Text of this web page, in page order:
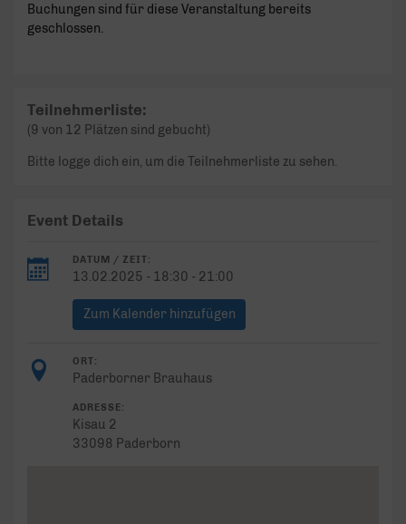
Buchungen sind für diese Veranstaltung bereits
geschlossen.
Teilnehmerliste:
(9 von 12 Plätzen sind gebucht)
Bitte logge dich ein, um die Teilnehmerliste zu sehen.
Event Details
DATUM / ZEIT:
13.02.2025 - 18:30 - 21:00
Zum Kalender hinzufügen
ORT:
Paderborner Brauhaus
ADRESSE:
Kisau 2
33098 Paderborn